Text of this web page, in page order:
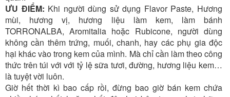
ƯU ĐIỂM: Khi người dùng sử dụng Flavor Paste, Hương
mùi, hương vị, hương liệu làm kem, làm bánh
TORRONALBA, Aromitalia hoặc Rubicone, người dùng
không cần thêm trứng, muối, chanh, hay các phụ gia độc
hại khác vào trong kem của mình. Mà chỉ cần làm theo công
thức trên túi với với tỷ lệ sữa tươi, đường, hương liệu kem…
là tuyệt vời luôn.
Giờ hết thời kì bao cấp rồi, đừng bao giờ bán kem chứa